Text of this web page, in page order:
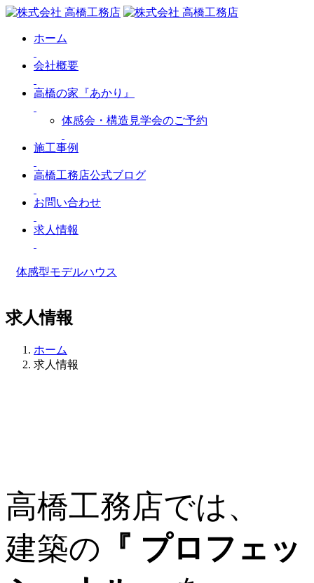
ホーム
会社概要
高橋の家『あかり』
体感会・構造見学会のご予約
施工事例
高橋工務店公式ブログ
お問い合わせ
求人情報
体感型モデルハウス
求人情報
ホーム
求人情報
高橋工務店では、
建築の 『 プロフェッ